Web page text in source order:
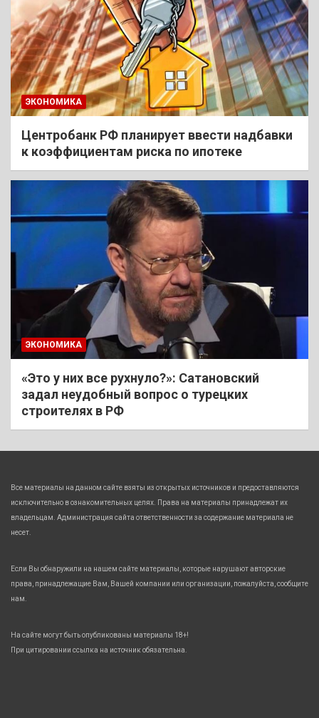
ЭКОНОМИКА
Центробанк РФ планирует ввести надбавки
к коэффициентам риска по ипотеке
ЭКОНОМИКА
«Это у них все рухнуло?»: Сатановский
задал неудобный вопрос о турецких
строителях в РФ
Все материалы на данном сайте взяты из открытых источников и предоставляются
исключительно в ознакомительных целях. Права на материалы принадлежат их
владельцам. Администрация сайта ответственности за содержание материала не
несет.
Если Вы обнаружили на нашем сайте материалы, которые нарушают авторские
права, принадлежащие Вам, Вашей компании или организации, пожалуйста, сообщите
нам.
На сайте могут быть опубликованы материалы 18+!
При цитировании ссылка на источник обязательна.